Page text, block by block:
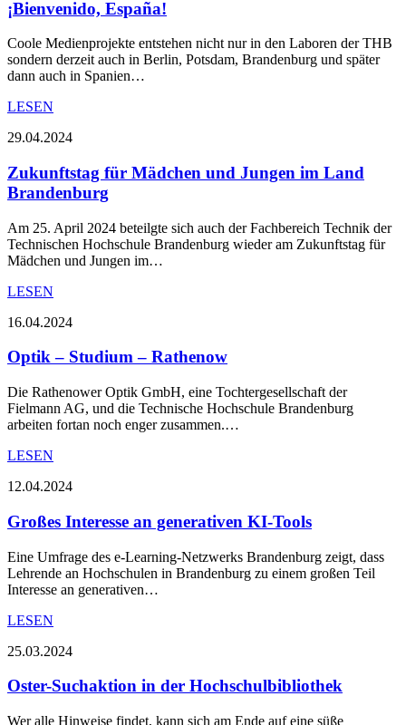
¡Bienvenido, España!
Coole Medienprojekte entstehen nicht nur in den Laboren der THB
sondern derzeit auch in Berlin, Potsdam, Brandenburg und später
dann auch in Spanien…
LESEN
29.04.2024
Zukunftstag für Mädchen und Jungen im Land
Brandenburg
Am 25. April 2024 beteilgte sich auch der Fachbereich Technik der
Technischen Hochschule Brandenburg wieder am Zukunftstag für
Mädchen und Jungen im…
LESEN
16.04.2024
Optik – Studium – Rathenow
Die Rathenower Optik GmbH, eine Tochtergesellschaft der
Fielmann AG, und die Technische Hochschule Brandenburg
arbeiten fortan noch enger zusammen.…
LESEN
12.04.2024
Großes Interesse an generativen KI-Tools
Eine Umfrage des e-Learning-Netzwerks Brandenburg zeigt, dass
Lehrende an Hochschulen in Brandenburg zu einem großen Teil
Interesse an generativen…
LESEN
25.03.2024
Oster-Suchaktion in der Hochschulbibliothek
Wer alle Hinweise findet, kann sich am Ende auf eine süße